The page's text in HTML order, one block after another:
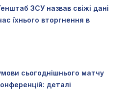
ЗСУ назвав свіжі дані
їхнього вторгнення в
сьогоднішнього матчу
деталі